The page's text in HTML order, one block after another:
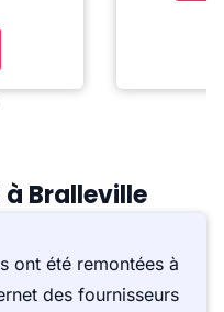
Bralleville
ont été remontées à
des fournisseurs